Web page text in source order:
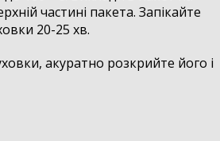
частині пакета. Запікайте
20-25 хв.
акуратно розкрийте його і